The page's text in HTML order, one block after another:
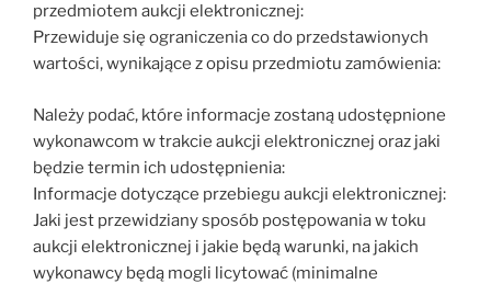
przedmiotem aukcji elektronicznej:
Przewiduje się ograniczenia co do przedstawionych
wartości, wynikające z opisu przedmiotu zamówienia:
Należy podać, które informacje zostaną udostępnione
wykonawcom w trakcie aukcji elektronicznej oraz jaki
będzie termin ich udostępnienia:
Informacje dotyczące przebiegu aukcji elektronicznej:
Jaki jest przewidziany sposób postępowania w toku
aukcji elektronicznej i jakie będą warunki, na jakich
wykonawcy będą mogli licytować (minimalne